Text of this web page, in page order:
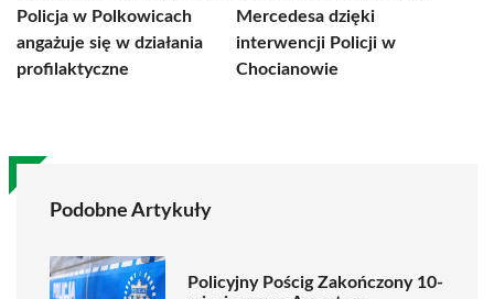
Policja w Polkowicach
angażuje się w działania
profilaktyczne
Mercedesa dzięki
interwencji Policji w
Chocianowie
Podobne Artykuły
Policyjny Pościg Zakończony 10-